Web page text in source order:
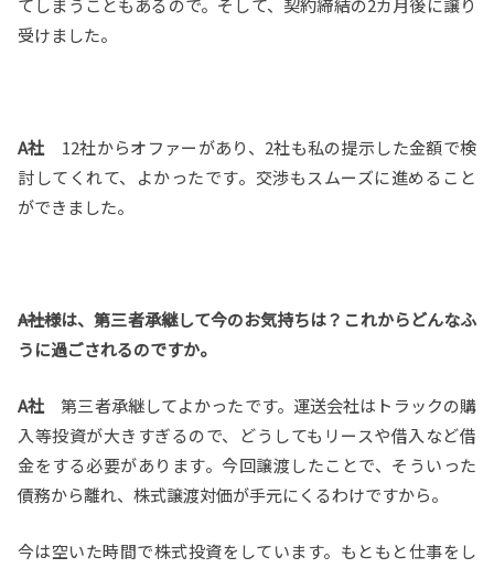
てしまうこともあるので。そして、契約締結の2カ月後に譲り
受けました。
A社 12社からオファーがあり、2社も私の提示した金額で検
討してくれて、よかったです。交渉もスムーズに進めること
ができました。
――A社様は、第三者承継して今のお気持ちは？これからどんなふ
うに過ごされるのですか。
A社第三者承継してよかったです。運送会社はトラックの購
入等投資が大きすぎるので、どうしてもリースや借入など借
金をする必要があります。今回譲渡したことで、そういった
債務から離れ、株式譲渡対価が手元にくるわけですから。
今は空いた時間で株式投資をしています。もともと仕事をし